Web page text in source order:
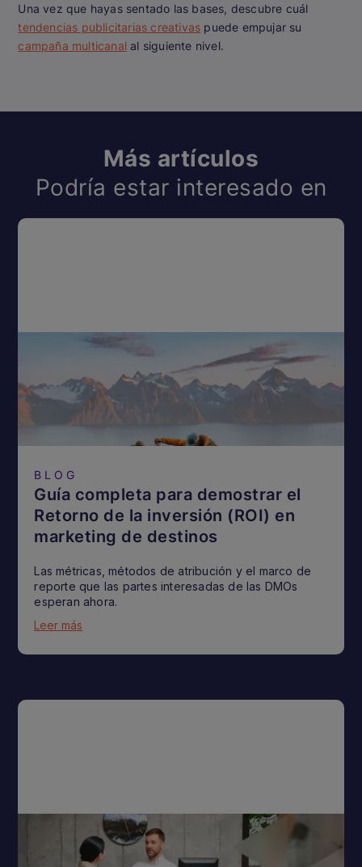
Una vez que hayas sentado las bases, descubre cuál
tendencias publicitarias creativas puede empujar su
campaña multicanal al siguiente nivel.
Más artículos
Podría estar interesado en
BLOG
Guía completa para demostrar el
Retorno de la inversión (ROI) en
marketing de destinos
Las métricas, métodos de atribución y el marco de
reporte que las partes interesadas de las DMOs
esperan ahora.
Leer más